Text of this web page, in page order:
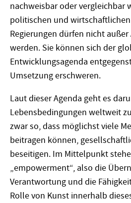
nachweisbar oder vergleichbar
politischen und
Regierungen dürfen nicht außer
werden. Sie können sich der
Entwicklungsagenda
Umsetzung erschweren.
Laut dieser Agenda geht es
Lebensbedingungen weltweit
zwar so, dass möglichst viele
beitragen können,
beseitigen. Im Mittelpunkt
„empowerment“, also die
Verantwortung und die
Rolle von Kunst innerhalb